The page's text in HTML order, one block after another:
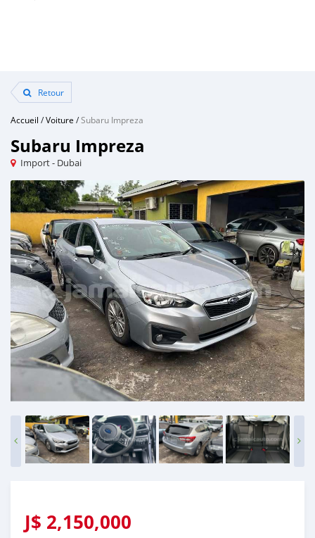
Retour
Accueil /Voiture /Subaru Impreza
Subaru Impreza
Import - Dubai
J$ 2,150,000